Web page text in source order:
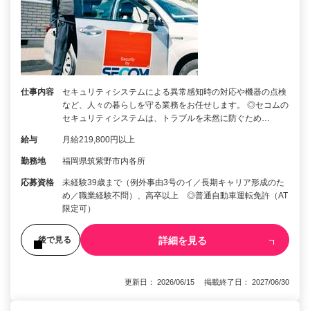
仕事内容
セキュリティシステムによる異常感知時の対応や機器の点検
など、人々の暮らしを守る業務をお任せします。 ◎セコムの
セキュリティシステムは、トラブルを未然に防ぐため…
給与 月給219,800円以上
勤務地 福岡県筑紫野市内各所
応募資格
未経験39歳まで（例外事由3号のイ／長期キャリア形成のた
め／職業経験不問）、高卒以上 ◎普通自動車運転免許（AT
限定可）
後で見る 詳細を見る
更新日： 2026/06/15 掲載終了日： 2027/06/30